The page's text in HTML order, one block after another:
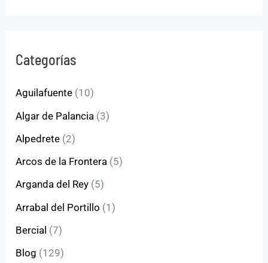
Categorías
Aguilafuente (10)
Algar de Palancia (3)
Alpedrete (2)
Arcos de la Frontera (5)
Arganda del Rey (5)
Arrabal del Portillo (1)
Bercial (7)
Blog (129)